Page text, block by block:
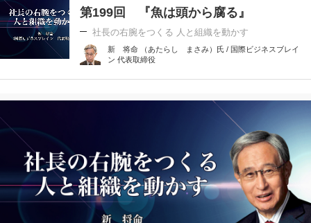
第199回 『魚は頭から腐る』
社長の右腕をつくる 人と組織を動かす
新 将命 （あたらし まさみ）氏 / 国際ビジネスブレイ
ン 代表取締役